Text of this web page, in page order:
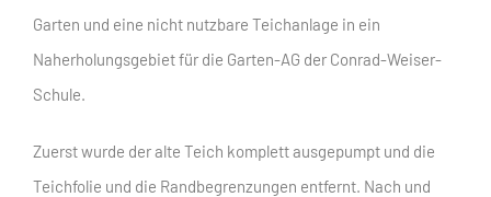
Garten und eine nicht nutzbare Teichanlage in ein
Naherholungsgebiet für die Garten-AG der Conrad-Weiser-
Schule.
Zuerst wurde der alte Teich komplett ausgepumpt und die
Teichfolie und die Randbegrenzungen entfernt. Nach und